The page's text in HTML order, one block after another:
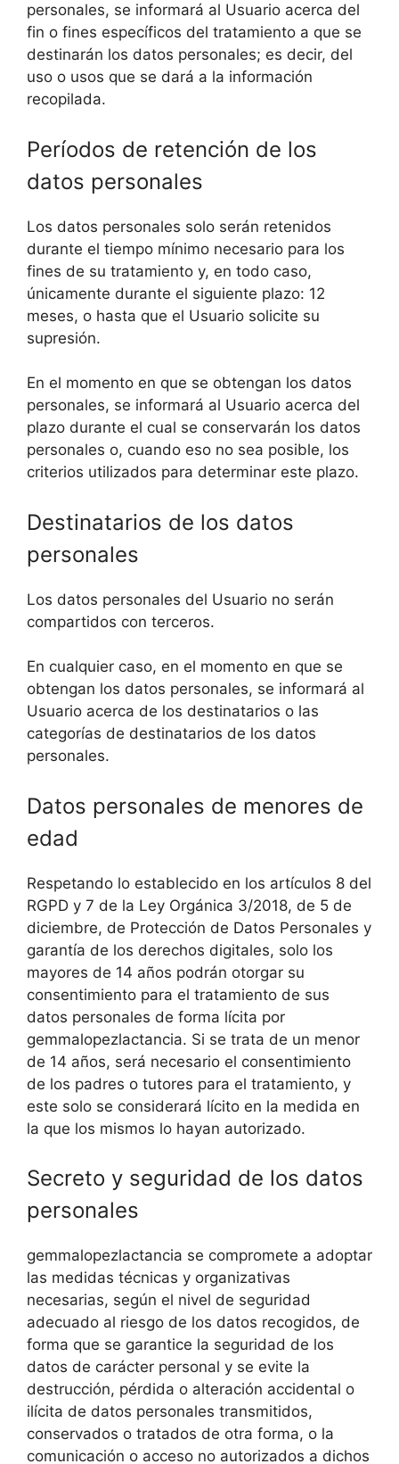
personales, se informará al Usuario acerca del
fin o fines específicos del tratamiento a que se
destinarán los datos personales; es decir, del
uso o usos que se dará a la información
recopilada.
Períodos de retención de los
datos personales
Los datos personales solo serán retenidos
durante el tiempo mínimo necesario para los
fines de su tratamiento y, en todo caso,
únicamente durante el siguiente plazo: 12
meses, o hasta que el Usuario solicite su
supresión.
En el momento en que se obtengan los datos
personales, se informará al Usuario acerca del
plazo durante el cual se conservarán los datos
personales o, cuando eso no sea posible, los
criterios utilizados para determinar este plazo.
Destinatarios de los datos
personales
Los datos personales del Usuario no serán
compartidos con terceros.
En cualquier caso, en el momento en que se
obtengan los datos personales, se informará al
Usuario acerca de los destinatarios o las
categorías de destinatarios de los datos
personales.
Datos personales de menores de
edad
Respetando lo establecido en los artículos 8 del
RGPD y 7 de la Ley Orgánica 3/2018, de 5 de
diciembre, de Protección de Datos Personales y
garantía de los derechos digitales, solo los
mayores de 14 años podrán otorgar su
consentimiento para el tratamiento de sus
datos personales de forma lícita por
gemmalopezlactancia. Si se trata de un menor
de 14 años, será necesario el consentimiento
de los padres o tutores para el tratamiento, y
este solo se considerará lícito en la medida en
la que los mismos lo hayan autorizado.
Secreto y seguridad de los datos
personales
gemmalopezlactancia se compromete a adoptar
las medidas técnicas y organizativas
necesarias, según el nivel de seguridad
adecuado al riesgo de los datos recogidos, de
forma que se garantice la seguridad de los
datos de carácter personal y se evite la
destrucción, pérdida o alteración accidental o
ilícita de datos personales transmitidos,
conservados o tratados de otra forma, o la
comunicación o acceso no autorizados a dichos